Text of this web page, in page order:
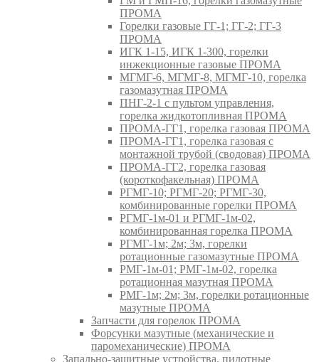
ПРОМА
Горелки газовые ГГ-1; ГГ-2; ГГ-3
ПРОМА
ИГК 1-15, ИГК 1-300, горелки
инжекционные газовые ПРОМА
МГМГ-6, МГМГ-8, МГМГ-10, горелка
газомазутная ПРОМА
ПНГ-2-1 с пультом управления,
горелка жидкотопливная ПРОМА
ПРОМА-ГГ1, горелка газовая ПРОМА
ПРОМА-ГГ1, горелка газовая с
монтажной трубой (сводовая) ПРОМА
ПРОМА-ГГ2, горелка газовая
(короткофакельная) ПРОМА
РГМГ-10; РГМГ-20; РГМГ-30,
комбинированные горелки ПРОМА
РГМГ-1м-01 и РГМГ-1м-02,
комбинированная горелка ПРОМА
РГМГ-1м; 2м; 3м, горелки
ротационные газомазутные ПРОМА
РМГ-1м-01; РМГ-1м-02, горелка
ротационная мазутная ПРОМА
РМГ-1м; 2м; 3м, горелки ротационные
мазутные ПРОМА
Запчасти для горелок ПРОМА
Форсунки мазутные (механические и
паромеханические) ПРОМА
Запально-защитные устройства, пилотные